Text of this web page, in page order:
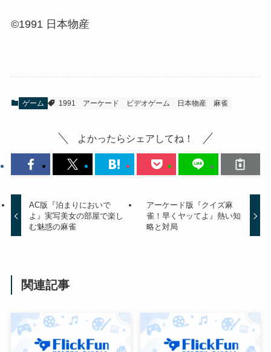
©1991 日本物産
ゲーム 1991 アーケード ビデオゲーム 日本物産 麻雀
よかったらシェアしてね！
AC版『泊まりにおいで
よ』実写美女の部屋で楽し
む魅惑の麻雀
アーケード版『クイズ麻
雀！早くヤッてよ』熱い知
略と対局
関連記事